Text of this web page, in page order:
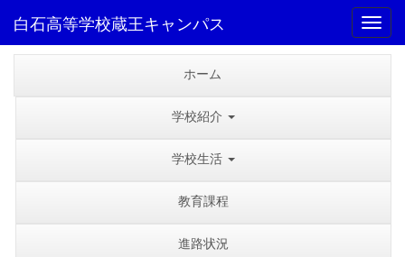
白石高等学校蔵王キャンパス
ホーム
学校紹介
学校生活
教育課程
進路状況